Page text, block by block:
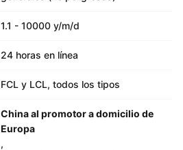
1.1 - 10000 y/m/d
24 horas en línea
FCL y LCL, todos los tipos
China al promotor a domicilio de
Europa
,